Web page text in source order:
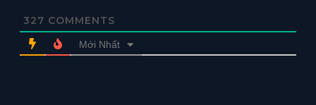
327 COMMENTS
Mới Nhất